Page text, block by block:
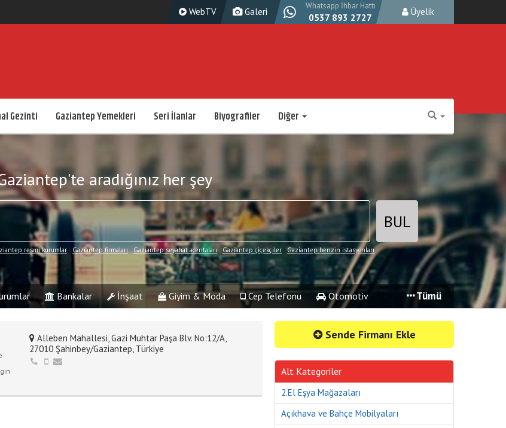
WebTV Galeri
Whatsapp İhbar Hattı
0537 893 2727
Üyelik
Gezinti Gaziantep Yemekleri Seri İlanlar Biyografiler Diğer
aradığınız her şey
BUL
resmi kurumlar Gaziantep firmaları Gaziantep seyahat acentaları Gaziantep çiçekçiler Gaziantep benzin istasyonları
Bankalar İnşaat Giyim & Moda Cep Telefonu Otomotiv Tümü
Sende Firmanı Ekle
Alt Kategoriler
2.El Eşya Mağazaları
Açıkhava ve Bahçe Mobilyaları
Alleben Mahallesi, Gazi Muhtar Paşa Blv. No:12/A,
27010 Şahinbey/Gaziantep, Türkiye